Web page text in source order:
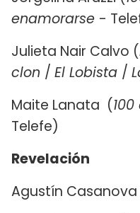
enamorarse -
Julieta Nair Calvo (
clon / El Lobista /
Maite Lanata (
Telefe)
Revelación
Agustín Casanova